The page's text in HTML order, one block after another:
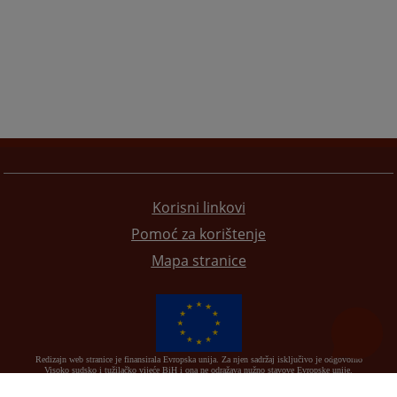
Korisni linkovi
Pomoć za korištenje
Mapa stranice
Redizajn web stranice je finansirala Evropska unija. Za njen sadržaj isključivo je odgovorno
Visoko sudsko i tužilačko vijeće BiH i ona ne odražava nužno stavove Evropske unije.